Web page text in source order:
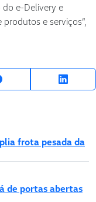
do e-Delivery e
e serviços”,
frota pesada da
de portas abertas